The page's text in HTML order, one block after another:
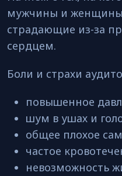
мужчины и женщины
страдающие из-за
сердцем.
Боли и страхи
повышенное
шум в ушах и
общее плохое
частое
невозможность